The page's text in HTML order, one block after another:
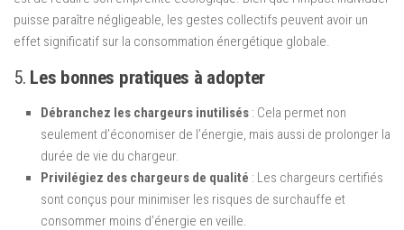
puisse paraître négligeable, les gestes collectifs peuvent avoir un
effet significatif sur la consommation énergétique globale.
5. Les bonnes pratiques à adopter
Débranchez les chargeurs inutilisés : Cela permet non
seulement d’économiser de l’énergie, mais aussi de prolonger la
durée de vie du chargeur.
Privilégiez des chargeurs de qualité : Les chargeurs certifiés
sont conçus pour minimiser les risques de surchauffe et
consommer moins d’énergie en veille.